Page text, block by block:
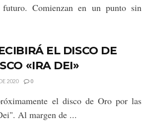
Comienzan en un punto sin
EL DISCO DE
«IRA DEI»
2020 0
el disco de Oro por las
Al margen de ...